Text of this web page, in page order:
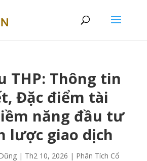
THP: Thông tin
Đặc điểm tài
năng đầu tư
lược giao dịch
| Th2 10, 2026 | Phân Tích Cổ